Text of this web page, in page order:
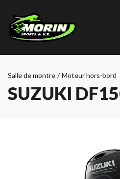
Salle de montre / Moteur hors-bord
SUZUKI